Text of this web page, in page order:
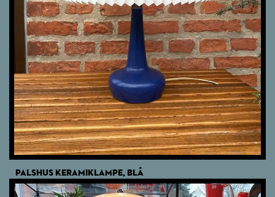
PALSHUS KERAMIKLAMPE, BLÅ